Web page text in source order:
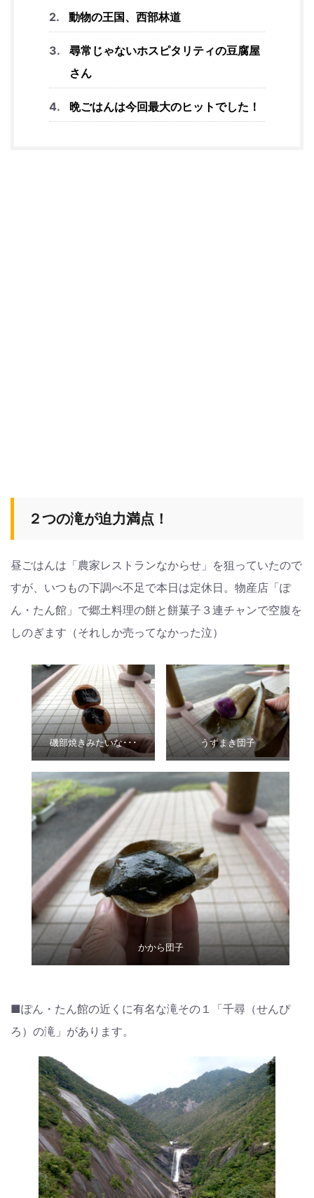
動物の王国、西部林道
尋常じゃないホスピタリティの豆腐屋
さん
晩ごはんは今回最大のヒットでした！
２つの滝が迫力満点！
昼ごはんは「農家レストランなからせ」を狙っていたので
すが、いつもの下調べ不足で本日は定休日。物産店「ぽ
ん・たん館」で郷土料理の餅と餅菓子３連チャンで空腹を
しのぎます（それしか売ってなかった泣）
磯部焼きみたいな･･･ うずまき団子
かから団子
■ぽん・たん館の近くに有名な滝その１「千尋（せんぴ
ろ）の滝」があります。